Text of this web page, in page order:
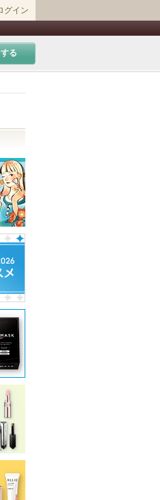
グイン
る
トコスメアワード2018上半期新作ベ